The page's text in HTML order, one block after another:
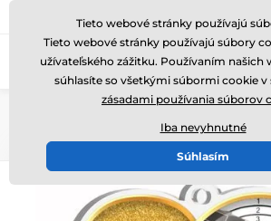
Zavolajte nám (Po-Pi 8-17)
Tieto webové stránky používajú
Tieto webové stránky používajú súbory
užívateľského zážitku. Používaním našich
súhlasíte so všetkými súbormi cookie v
zásadami používania súborov
Iba nevyhnutné
Súhlasím